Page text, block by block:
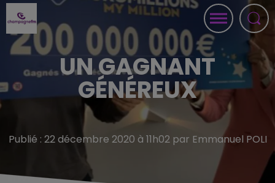
UN GAGNANT
GÉNÉREUX
Publié : 22 décembre 2020 à 11h02 par Emmanuel POLI